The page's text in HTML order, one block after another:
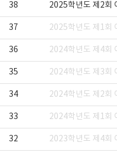
38 2025학년도 제2회
37 2025학년도 제1회
36 2024학년도 제4회
35 2024학년도 제3회
34 2024학년도 제2회
33 2024학년도 제1회
32 2023학년도 제4회